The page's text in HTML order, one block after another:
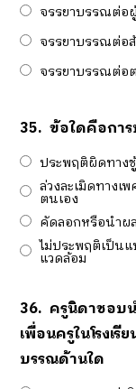
จรรยาบรรณต่อ
จรรยาบรรณต่อ
จรรยาบรรณต่อ
35. ข้อใดคือกา
ประพฤติผิดทาง
ล่วงละเมิดทาง
ตนเอง
คัดลอกหรือนำผ
ไม่ประพฤติเป็น
แวดล้อม
36. ครูนิดาชอบน
เพื่อนครูในโรงเ
บรรณด้านใด